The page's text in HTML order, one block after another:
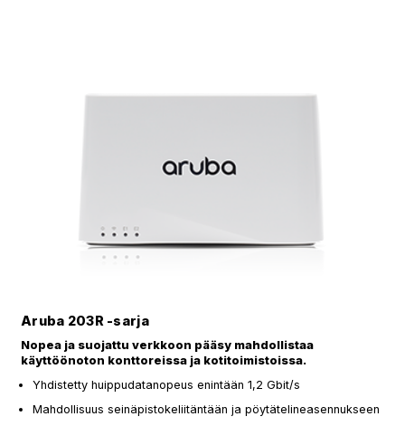
Aruba 203R -sarja
Nopea ja suojattu verkkoon pääsy mahdollistaa
käyttöönoton konttoreissa ja kotitoimistoissa.
Yhdistetty huippudatanopeus enintään 1,2 Gbit/s
Mahdollisuus seinäpistokeliitäntään ja pöytätelineasennukseen